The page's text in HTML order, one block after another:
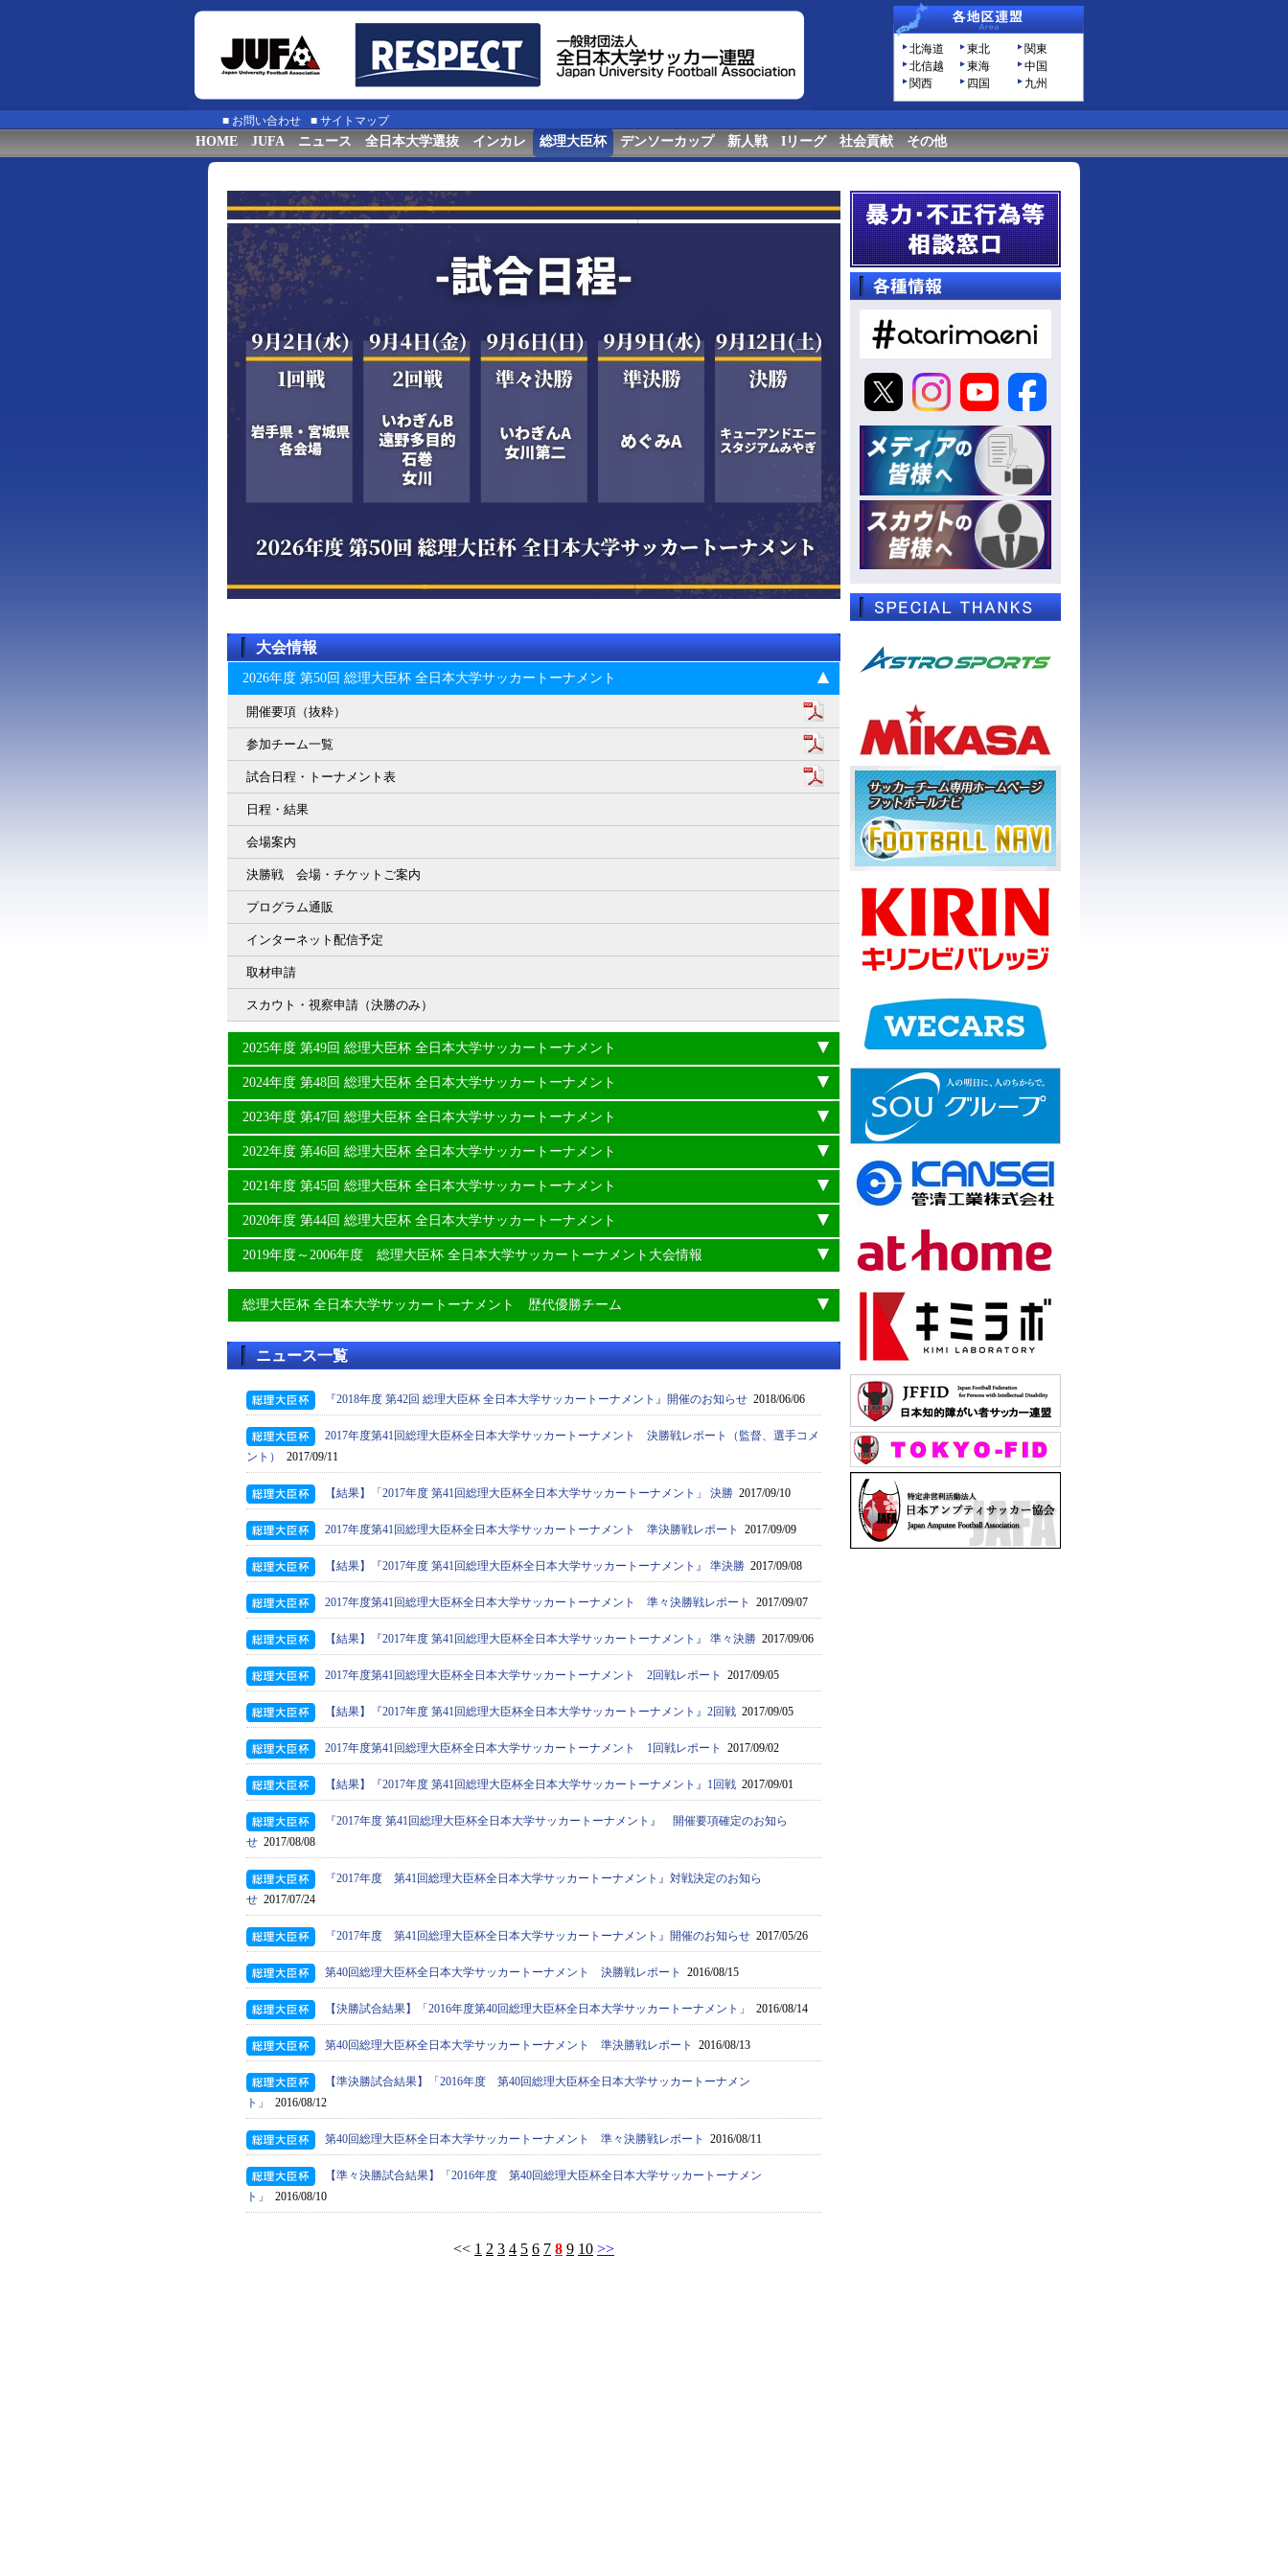
北海道 東北
関東
北信越
東海
中国
関西
四国 九州
■ お問い合わせ ■ サイトマップ
HOME JUFA ニュース 全日本大学選抜 インカレ 総理大臣杯 デンソーカップ 新人戦 Iリーグ 社会貢献 その他
大会情報
2026年度 第50回 総理大臣杯 全日本大学サッカートーナメント
開催要項（抜粋）
参加チーム一覧
試合日程・トーナメント表
日程・結果
会場案内
決勝戦 会場・チケットご案内
プログラム通販
インターネット配信予定
取材申請
スカウト・視察申請（決勝のみ）
2025年度 第49回 総理大臣杯 全日本大学サッカートーナメント
2024年度 第48回 総理大臣杯 全日本大学サッカートーナメント
2023年度 第47回 総理大臣杯 全日本大学サッカートーナメント
2022年度 第46回 総理大臣杯 全日本大学サッカートーナメント
2021年度 第45回 総理大臣杯 全日本大学サッカートーナメント
2020年度 第44回 総理大臣杯 全日本大学サッカートーナメント
2019年度～2006年度 総理大臣杯 全日本大学サッカートーナメント大会情報
総理大臣杯 全日本大学サッカートーナメント 歴代優勝チーム
ニュース一覧
『2018年度 第42回 総理大臣杯 全日本大学サッカートーナメント』開催のお知らせ 2018/06/06
2017年度第41回総理大臣杯全日本大学サッカートーナメント 決勝戦レポート（監督、選手コメ
ント）
2017/09/11
【結果】「2017年度 第41回総理大臣杯全日本大学サッカートーナメント」 決勝 2017/09/10
2017年度第41回総理大臣杯全日本大学サッカートーナメント 準決勝戦レポート 2017/09/09
【結果】『2017年度 第41回総理大臣杯全日本大学サッカートーナメント』 準決勝 2017/09/08
2017年度第41回総理大臣杯全日本大学サッカートーナメント 準々決勝戦レポート 2017/09/07
【結果】『2017年度 第41回総理大臣杯全日本大学サッカートーナメント』 準々決勝 2017/09/06
2017年度第41回総理大臣杯全日本大学サッカートーナメント 2回戦レポート 2017/09/05
【結果】『2017年度 第41回総理大臣杯全日本大学サッカートーナメント』2回戦 2017/09/05
2017年度第41回総理大臣杯全日本大学サッカートーナメント 1回戦レポート 2017/09/02
【結果】『2017年度 第41回総理大臣杯全日本大学サッカートーナメント』1回戦 2017/09/01
『2017年度 第41回総理大臣杯全日本大学サッカートーナメント』 開催要項確定のお知ら
せ 2017/08/08
『2017年度 第41回総理大臣杯全日本大学サッカートーナメント』対戦決定のお知ら
せ 2017/07/24
『2017年度 第41回総理大臣杯全日本大学サッカートーナメント』開催のお知らせ 2017/05/26
第40回総理大臣杯全日本大学サッカートーナメント 決勝戦レポート 2016/08/15
【決勝試合結果】「2016年度第40回総理大臣杯全日本大学サッカートーナメント」 2016/08/14
第40回総理大臣杯全日本大学サッカートーナメント 準決勝戦レポート 2016/08/13
【準決勝試合結果】「2016年度 第40回総理大臣杯全日本大学サッカートーナメン
ト」
2016/08/12
第40回総理大臣杯全日本大学サッカートーナメント 準々決勝戦レポート 2016/08/11
【準々決勝試合結果】「2016年度 第40回総理大臣杯全日本大学サッカートーナメン
ト」
2016/08/10
<< 1 2 3 4 5 6 7 8 9 10 >>